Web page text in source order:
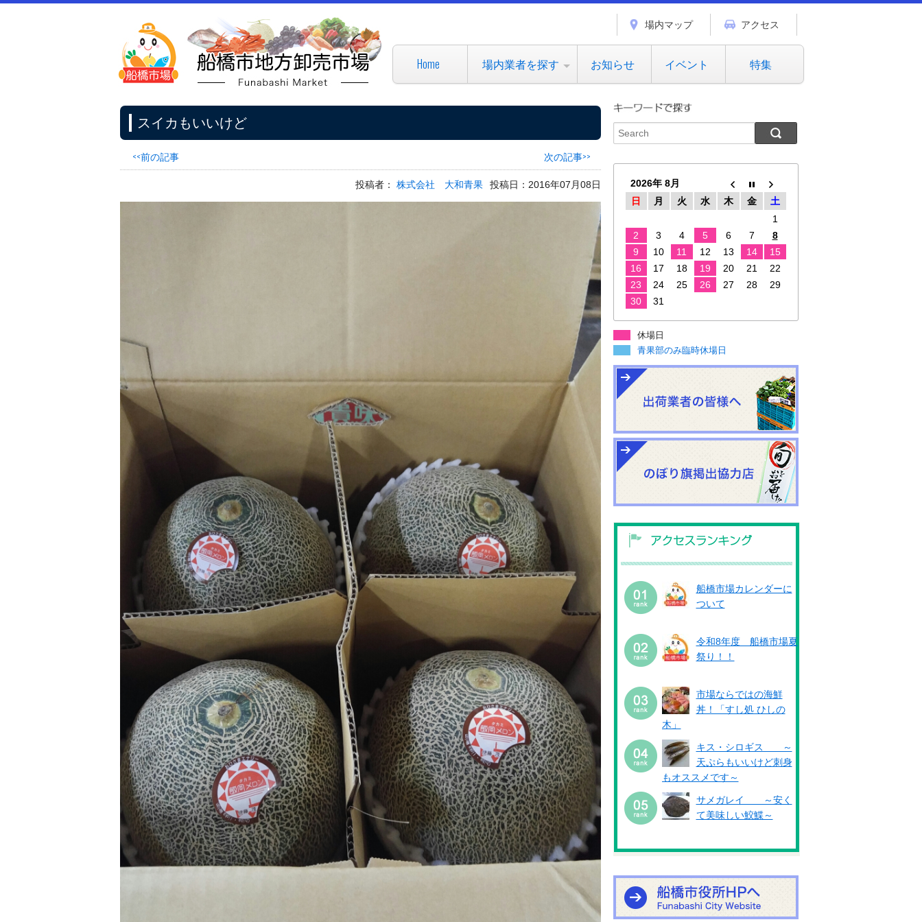
場内マップ アクセス
Home 場内業者を探す お知らせ イベント 特集
スイカもいいけど
<<前の記事 次の記事>>
投稿者： 株式会社 大和青果 投稿日：2016年07月08日
2026年 8月
日
月 火 水 木 金
土
1
2
3 4 5 6 7
8
9
10 11 12 13 14
15
16
17 18 19 20 21
22
23
24 25 26 27 28
29
30
31
休場日
青果部のみ臨時休場日
船橋市場カレンダーに
ついて
令和8年度 船橋市場夏
祭り！！
市場ならではの海鮮
丼！「すし処 ひしの
木」
キス・シロギス ～
天ぷらもいいけど刺身
もオススメです～
サメガレイ ～安く
て美味しい鮫鰈～